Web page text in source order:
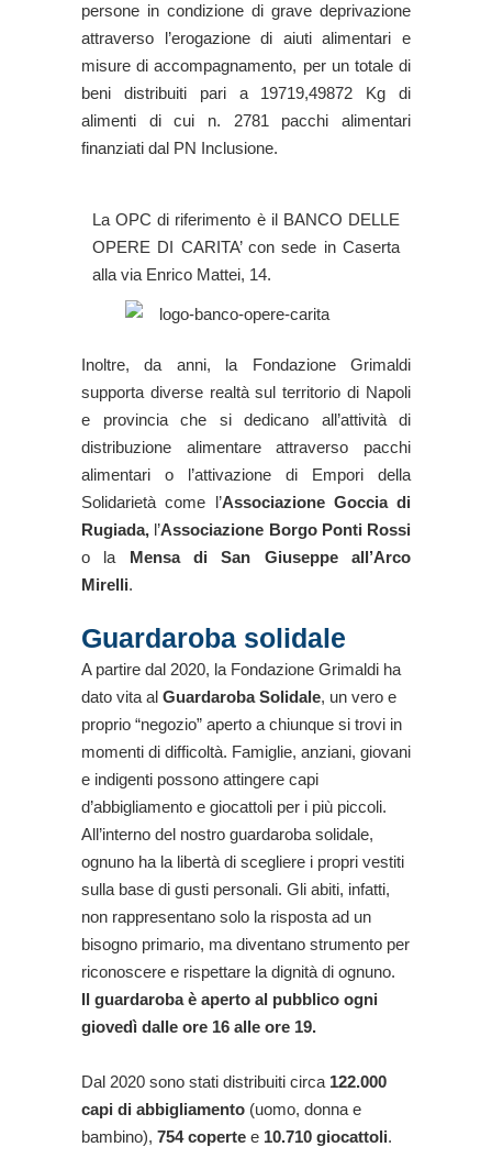
persone in condizione di grave deprivazione
attraverso l’erogazione di aiuti alimentari e
misure di accompagnamento, per un totale di
beni distribuiti pari a 19719,49872 Kg di
alimenti di cui n. 2781 pacchi alimentari
finanziati dal PN Inclusione.
La OPC di riferimento è il BANCO DELLE
OPERE DI CARITA’ con sede in Caserta
alla via Enrico Mattei, 14.
Inoltre, da anni, la Fondazione Grimaldi
supporta diverse realtà sul territorio di Napoli
e provincia che si dedicano all’attività di
distribuzione alimentare attraverso pacchi
alimentari o l’attivazione di Empori della
Solidarietà come l’Associazione Goccia di
Rugiada, l’Associazione Borgo Ponti Rossi
o la Mensa di San Giuseppe all’Arco
Mirelli.
Guardaroba solidale
A partire dal 2020, la Fondazione Grimaldi ha
dato vita al Guardaroba Solidale, un vero e
proprio “negozio” aperto a chiunque si trovi in
momenti di difficoltà. Famiglie, anziani, giovani
e indigenti possono attingere capi
d’abbigliamento e giocattoli per i più piccoli.
All’interno del nostro guardaroba solidale,
ognuno ha la libertà di scegliere i propri vestiti
sulla base di gusti personali. Gli abiti, infatti,
non rappresentano solo la risposta ad un
bisogno primario, ma diventano strumento per
riconoscere e rispettare la dignità di ognuno.
Il guardaroba è aperto al pubblico ogni
giovedì dalle ore 16 alle ore 19.
Dal 2020 sono stati distribuiti circa 122.000
capi di abbigliamento (uomo, donna e
bambino), 754 coperte e 10.710 giocattoli.